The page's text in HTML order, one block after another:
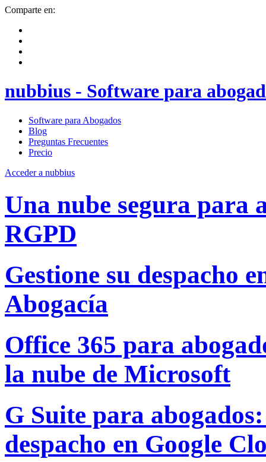
Comparte en:
nubbius - Software para
Software para Abogados
Blog
Preguntas Frecuentes
Precio
Acceder a nubbius
Una nube segura para
RGPD
Gestione su despacho
Abogacía
Office 365 para
la nube de Microsoft
G Suite para
despacho en Google